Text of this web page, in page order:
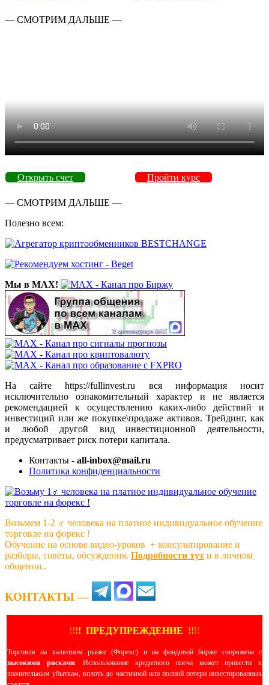
— СМОТРИМ ДАЛЬШЕ —
Открыть счет Пройти курс
— СМОТРИМ ДАЛЬШЕ —
Полезно всем:
Мы в MAX!
На сайте https://fullinvest.ru вся информация носит
исключительно ознакомительный характер и не является
рекомендацией к осуществлению каких-либо действий и
инвестиций или же покупке\продаже активов. Трейдинг, как
и любой другой вид инвестиционной деятельности,
предусматривает риск потери капитала.
Контакты - all-inbox@mail.ru
Политика конфиденциальности
Возьмем 1-2 ‍♂️ человека на платное индивидуальное обучение
торговле на форекс !
Обучение на основе видео-уроков ️ + консультирование и
разборы, советы, обсуждения. Подробности тут и в личном
общении..
КОНТАКТЫ —
!!!! ПРЕДУПРЕЖДЕНИЕ !!!!
Торговля на валютном рынке (Форекс) и на фондовой бирже сопряжена с
высокими рисками. Использование кредитного плеча может привести к
значительным убыткам, вплоть до частичной или полной потери инвестированных